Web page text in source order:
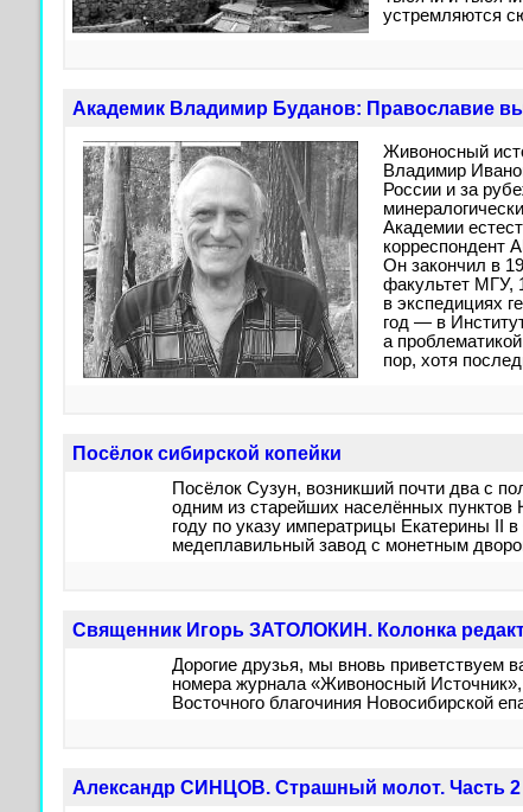
устремляются
Академик Владимир Буданов: Православие
Живоносный
Владимир
России и за
Академии
корреспондент
Он закончил в
факультет МГУ,
в экспедициях
год — в
а
пор, хотя
Посёлок сибирской копейки
Посёлок Сузун, возникший почти два с
одним из старейших населённых пунктов
году по указу императрицы Екатерины II
медеплавильный завод с монетным
Священник Игорь ЗАТОЛОКИН. Колонка
Дорогие друзья, мы вновь приветствуем
номера журнала «Живоносный Источник»,
Восточного благочиния Новосибирской
Александр СИНЦОВ. Страшный молот. Часть 2